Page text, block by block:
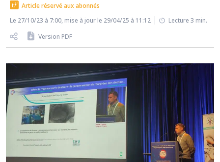
Article réservé aux abonnés
Le 27/10/23 à 7:00, mise à jour le 29/04/25 à 11:12
Lecture 3 min.
Version PDF